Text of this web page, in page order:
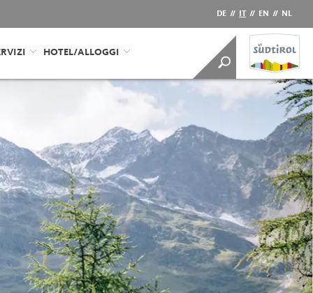
DE // IT // EN // NL
HOTEL/ALLOGGI